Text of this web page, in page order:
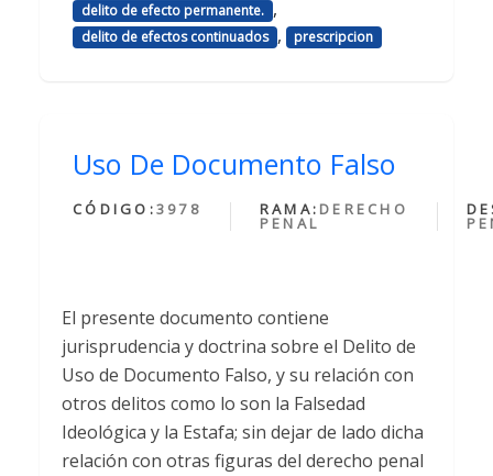
delito de efecto permanente. ,
delito de efectos continuados , prescripcion
Uso De Documento Falso
CÓDIGO:3978 RAMA: DERECHO
PENAL
El presente documento contiene
jurisprudencia y doctrina sobre el Delito de
Uso de Documento Falso, y su relación con
otros delitos como lo son la Falsedad
Ideológica y la Estafa; sin dejar de lado dicha
relación con otras figuras del derecho penal